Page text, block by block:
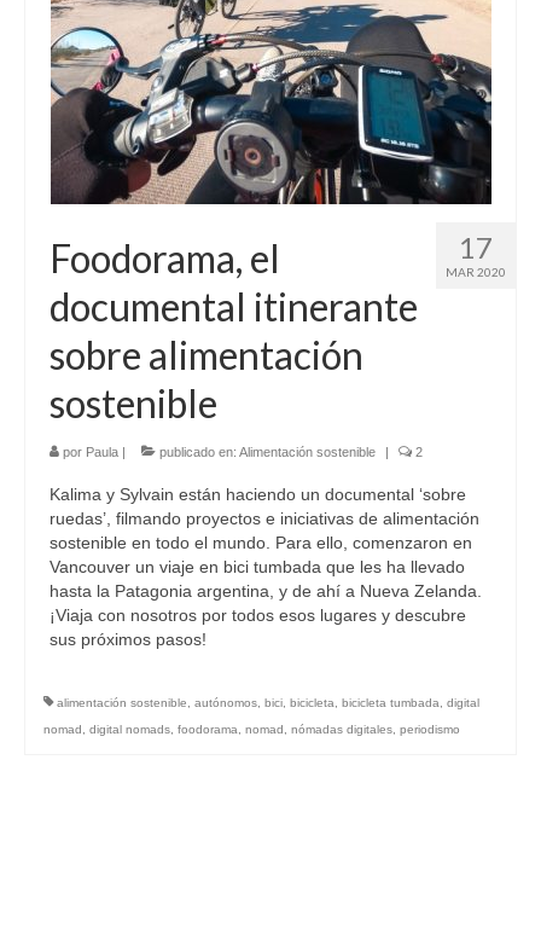
Sobre mí
Contacto
17
MAR 2020
Foodorama, el
documental itinerante
sobre alimentación
sostenible
por Paula publicado en: Alimentación sostenible 2
Kalima y Sylvain están haciendo un documental ‘sobre
ruedas’, filmando proyectos e iniciativas de alimentación
sostenible en todo el mundo. Para ello, comenzaron en
Vancouver un viaje en bici tumbada que les ha llevado
hasta la Patagonia argentina, y de ahí a Nueva Zelanda.
¡Viaja con nosotros por todos esos lugares y descubre
sus próximos pasos!
alimentación sostenible, autónomos, bici, bicicleta, bicicleta tumbada, digital
nomad , digital nomads, foodorama, nomad , nómadas digitales, periodismo